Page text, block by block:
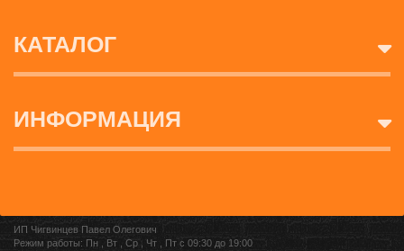
КАТАЛОГ
ИНФОРМАЦИЯ
ИП Чигвинцев Павел Олегович
Режим работы: Пн , Вт , Ср , Чт , Пт c 09:30 до 19:00